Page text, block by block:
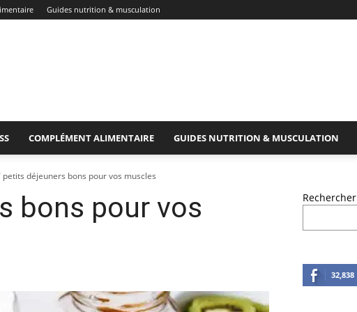
Guides nutrition & musculation
COMPLÉMENT ALIMENTAIRE GUIDES NUTRITION & MUSCULATION
petits déjeuners bons pour vos muscles
bons pour vos
Rechercher
32,838